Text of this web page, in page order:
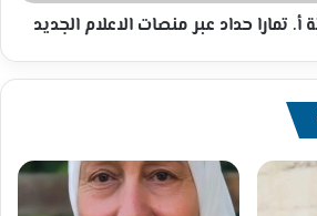
أ. تمارا حداد عبر منصات الاعلام الجديد